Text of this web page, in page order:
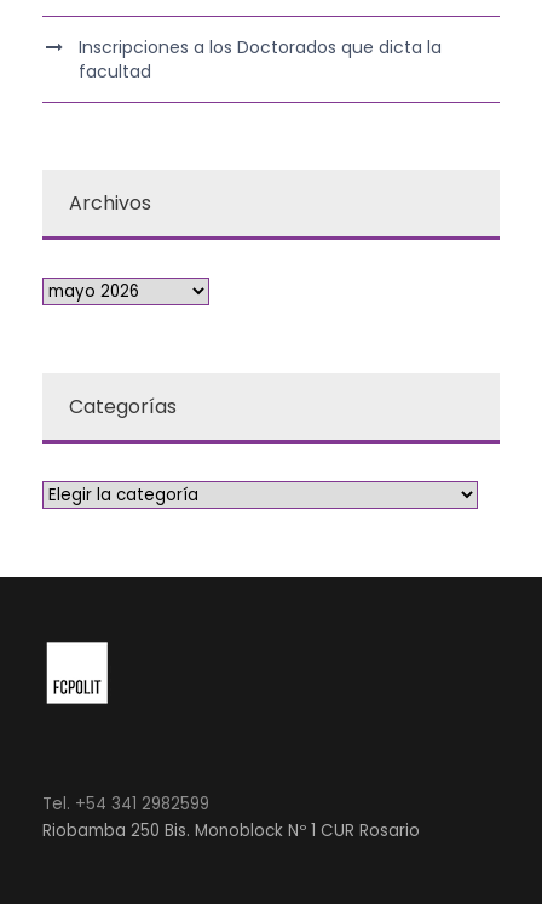
Inscripciones a los Doctorados que dicta la
facultad
Archivos
Categorías
Tel. +54 341 2982599
Riobamba 250 Bis. Monoblock Nº 1 CUR Rosario